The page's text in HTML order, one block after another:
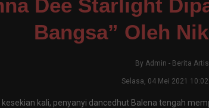
Dee Starlight
Bangsa” Oleh
By Admin - Berita Artis
Selasa, 04 Mei 2021 10:02
kesekian kali, penyanyi dancedhut Balena tengah